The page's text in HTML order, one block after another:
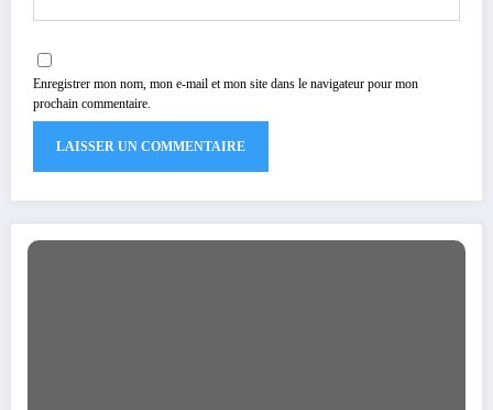
Enregistrer mon nom, mon e-mail et mon site dans le navigateur pour mon
prochain commentaire.